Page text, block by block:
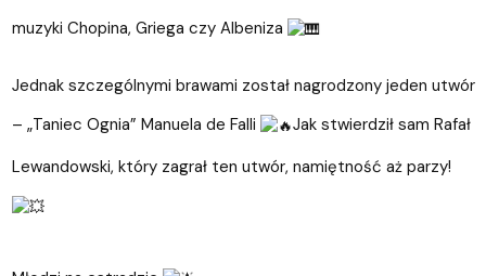
muzyki Chopina, Griega czy Albeniza
Jednak szczególnymi brawami został nagrodzony jeden utwór
– „Taniec Ognia” Manuela de Falli
Jak stwierdził sam Rafał
Lewandowski, który zagrał ten utwór, namiętność aż parzy!